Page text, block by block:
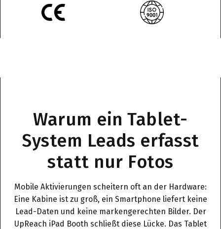
Warum ein Tablet-
System Leads erfasst
statt nur Fotos
Mobile Aktivierungen scheitern oft an der Hardware:
Eine Kabine ist zu groß, ein Smartphone liefert keine
Lead-Daten und keine markengerechten Bilder. Der
UpReach iPad Booth schließt diese Lücke. Das Tablet